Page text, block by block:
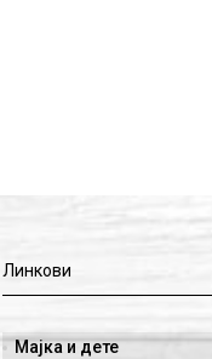
Линкови
Мајка и дете